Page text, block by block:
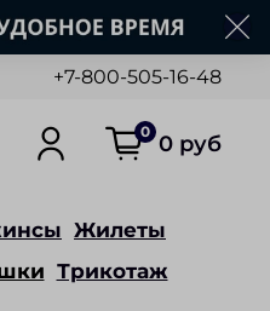
+7-800-505-16-48
0 0 руб
Жилеты
Трикотаж